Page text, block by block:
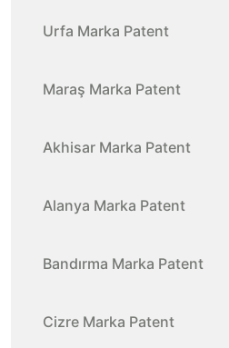
Urfa Marka Patent
Maraş Marka Patent
Akhisar Marka Patent
Alanya Marka Patent
Bandırma Marka Patent
Cizre Marka Patent